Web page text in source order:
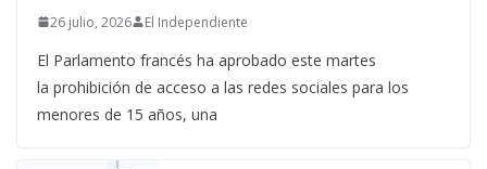
26 julio, 2026 El Independiente
El Parlamento francés ha aprobado este martes
la prohibición de acceso a las redes sociales para los
menores de 15 años, una